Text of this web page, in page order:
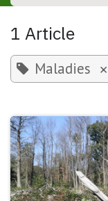
1 Article
Maladies ×